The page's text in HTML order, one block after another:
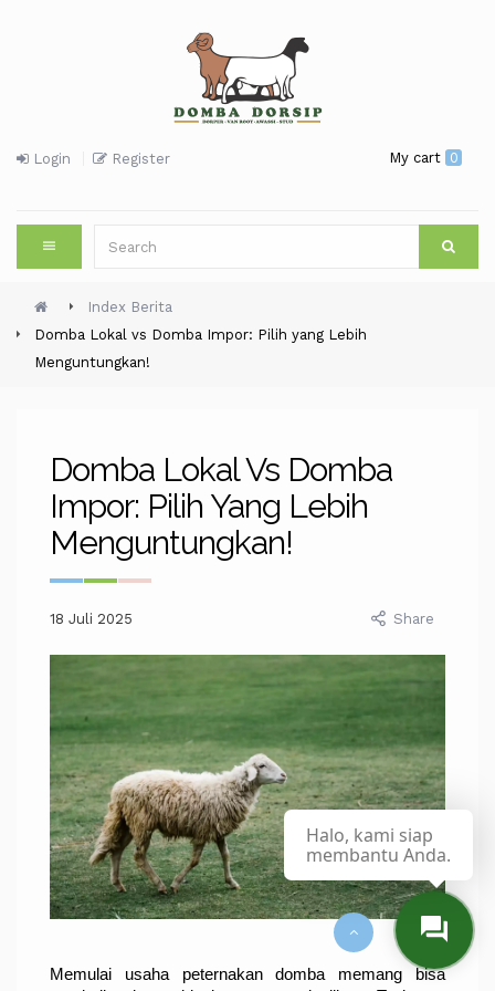
Login Register My cart 0
Index Berita
Domba Lokal vs Domba Impor: Pilih yang Lebih
Menguntungkan!
Domba Lokal Vs Domba
Impor: Pilih Yang Lebih
Menguntungkan!
18 Juli 2025 Share
Memulai usaha peternakan domba memang bisa
Halo, kami siap
membantu Anda.